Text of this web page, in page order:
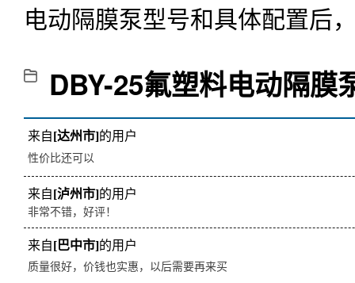
电动隔膜泵型号和具体配置后
DBY-25氟塑料电动隔膜
来自[达州市]的用户
性价比还可以
来自[泸州市]的用户
非常不错，好评！
来自[巴中市]的用户
质量很好，价钱也实惠，以后需要再来买